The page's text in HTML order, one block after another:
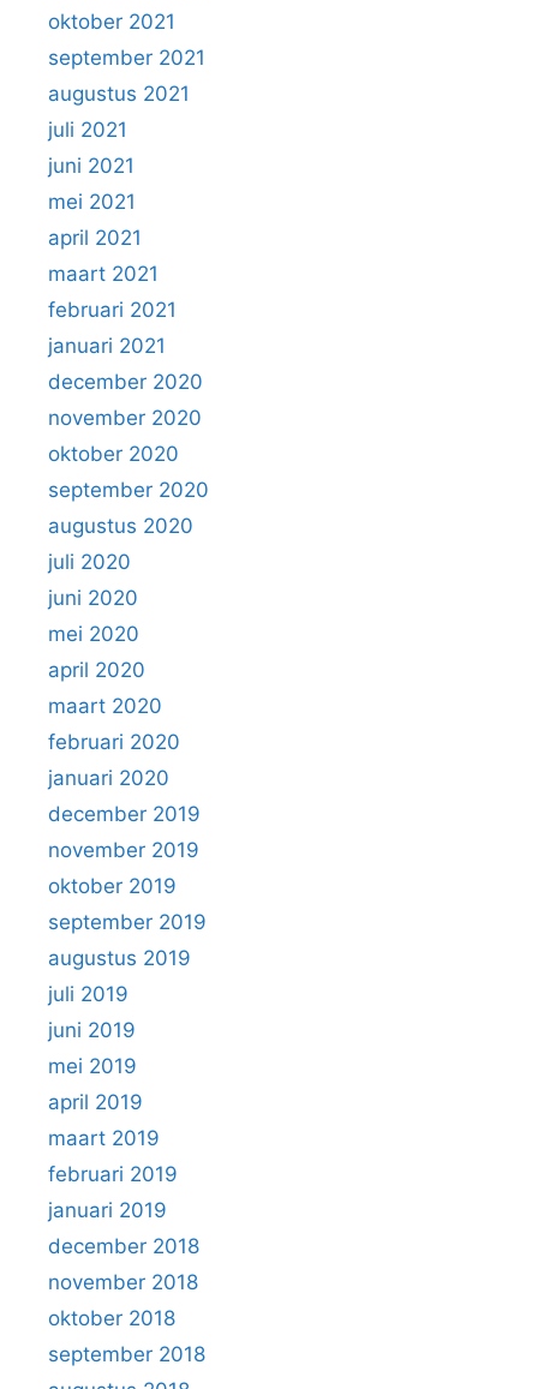
oktober 2021
september 2021
augustus 2021
juli 2021
juni 2021
mei 2021
april 2021
maart 2021
februari 2021
januari 2021
december 2020
november 2020
oktober 2020
september 2020
augustus 2020
juli 2020
juni 2020
mei 2020
april 2020
maart 2020
februari 2020
januari 2020
december 2019
november 2019
oktober 2019
september 2019
augustus 2019
juli 2019
juni 2019
mei 2019
april 2019
maart 2019
februari 2019
januari 2019
december 2018
november 2018
oktober 2018
september 2018